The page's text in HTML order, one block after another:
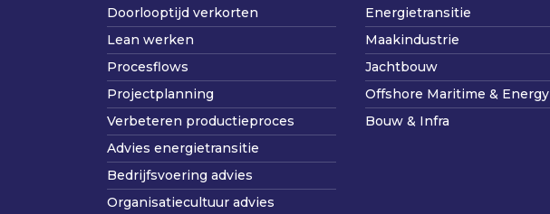
Doorlooptijd verkorten
Lean werken
Procesflows
Projectplanning
Verbeteren productieproces
Advies energietransitie
Bedrijfsvoering advies
Organisatiecultuur advies
Energietransitie
Maakindustrie
Jachtbouw
Offshore Maritime & Energy
Bouw & Infra